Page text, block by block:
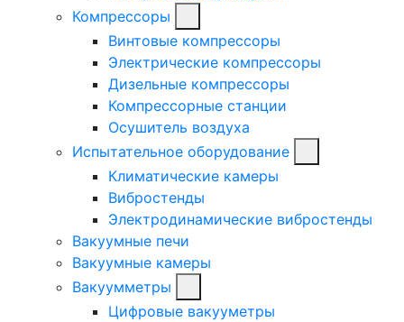
Компрессоры
Винтовые компрессоры
Электрические компрессоры
Дизельные компрессоры
Компрессорные станции
Осушитель воздуха
Испытательное оборудование
Климатические камеры
Вибростенды
Электродинамические вибростенды
Вакуумные печи
Вакуумные камеры
Вакуумметры
Цифровые вакууметры